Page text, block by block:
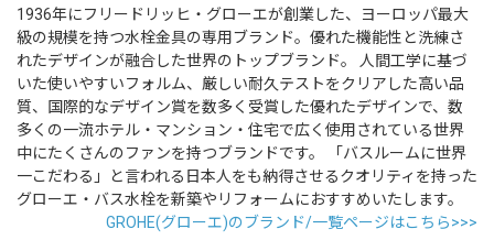
1936年にフリードリッヒ・グローエが創業した、ヨーロッパ最大
級の規模を持つ水栓金具の専用ブランド。優れた機能性と洗練さ
れたデザインが融合した世界のトップブランド。 人間工学に基づ
いた使いやすいフォルム、厳しい耐久テストをクリアした高い品
質、国際的なデザイン賞を数多く受賞した優れたデザインで、数
多くの一流ホテル・マンション・住宅で広く使用されている世界
中にたくさんのファンを持つブランドです。 「バスルームに世界
一こだわる」と言われる日本人をも納得させるクオリティを持った
グローエ・バス水栓を新築やリフォームにおすすめいたします。
GROHE(グローエ)のブランド/一覧ページはこちら>>>